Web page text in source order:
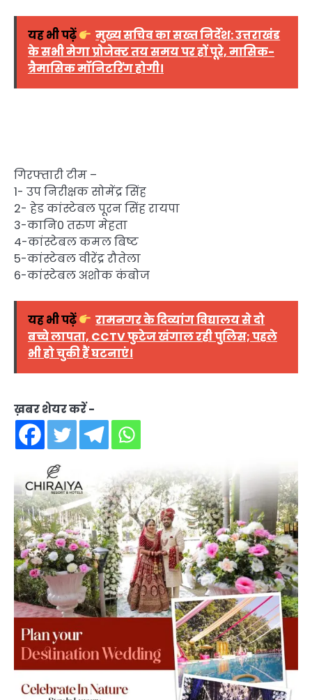
यह भी पढ़ें
मुख्य सचिव का सख्त निर्देश: उत्तराखंड
के सभी मेगा प्रोजेक्ट तय समय पर हों पूरे, मासिक-
त्रैमासिक मॉनिटरिंग होगी।
गिरफ्तारी टीम –
1- उप निरीक्षक सोमेंद्र सिंह
2- हेड कांस्टेबल पूरन सिंह रायपा
3-कानि0 तरुण मेहता
4-कांस्टेबल कमल बिष्ट
5-कांस्टेबल वीरेंद्र रौतेला
6-कांस्टेबल अशोक कंबोज
यह भी पढ़ें
रामनगर के दिव्यांग विद्यालय से दो
बच्चे लापता, CCTV फुटेज खंगाल रही पुलिस; पहले
भी हो चुकी हैं घटनाएं।
ख़बर शेयर करें -